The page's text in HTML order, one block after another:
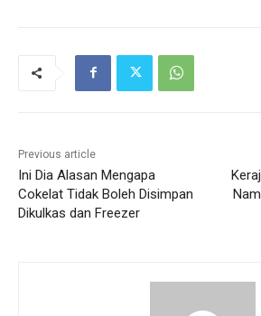
Previous article
Ini Dia Alasan Mengapa
Cokelat Tidak Boleh Disimpan
Dikulkas dan Freezer